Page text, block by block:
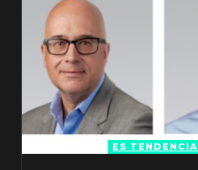
ES TENDENCIA